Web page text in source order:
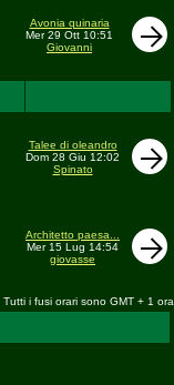
Avonia quinaria
Mer 29 Ott 10:51
Giovanni
Talee di oleandro
Dom 28 Giu 12:02
Spinato
Architetto paesa...
Mer 15 Lug 14:54
giovasse
Tutti i fusi orari sono GMT + 1 ora